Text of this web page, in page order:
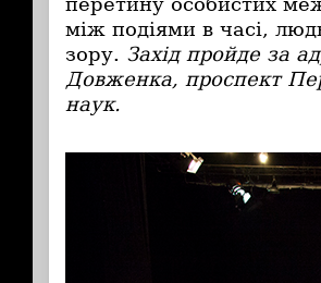
між подіями в часі,
зору. Захід пройде за
Довженка, проспект
наук.